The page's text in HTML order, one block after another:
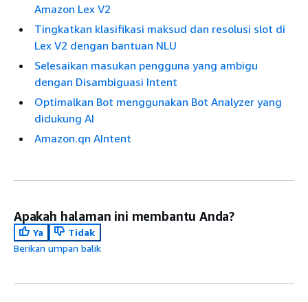
Amazon Lex V2
Tingkatkan klasifikasi maksud dan resolusi slot di
Lex V2 dengan bantuan NLU
Selesaikan masukan pengguna yang ambigu
dengan Disambiguasi Intent
Optimalkan Bot menggunakan Bot Analyzer yang
didukung AI
Amazon.qn AIntent
Apakah halaman ini membantu Anda?
Ya
Tidak
Berikan umpan balik